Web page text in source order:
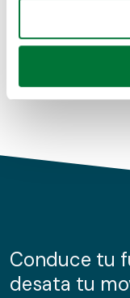
Identificar su
para buscar
Obtenga más
de cookies.
información sobre
nuestros partners
Conduce tu
desata tu